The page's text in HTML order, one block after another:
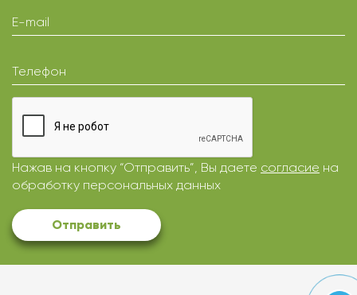
E-mail
Телефон
Нажав на кнопку “Отправить”, Вы даете согласие на
обработку персональных данных
Отправить